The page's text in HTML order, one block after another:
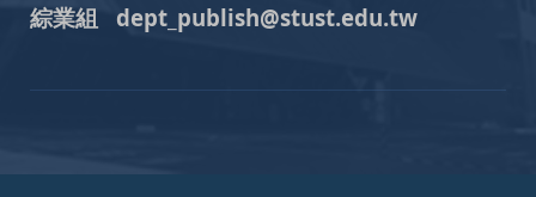
綜業組 dept_publish@stust.edu.tw